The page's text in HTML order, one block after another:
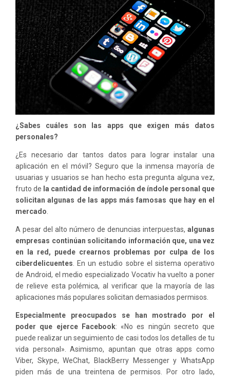
QUE
MENOS
RESPETAN
LA
PRIVACIDAD
¿Sabes cuáles son las apps que exigen más datos
personales?
¿Es necesario dar tantos datos para lograr instalar una
aplicación en el móvil? Seguro que la inmensa mayoría de
usuarias y usuarios se han hecho esta pregunta alguna vez,
fruto de la cantidad de información de índole personal que
solicitan algunas de las apps más famosas que hay en el
mercado
A pesar del alto número de denuncias interpuestas, algunas
empresas continúan solicitando información que, una vez
en la red, puede crearnos problemas por culpa de los
ciberdelicuentes . En un estudio sobre el sistema operativo
de Android, el medio especializado Vocativ ha vuelto a poner
de relieve esta polémica, al verificar que la mayoría de las
aplicaciones más populares solicitan demasiados permisos.
Especialmente preocupados se han mostrado por el
poder que ejerce Facebook: «No es ningún secreto que
puede realizar un seguimiento de casi todos los detalles de tu
vida personal». Asimismo, apuntan que otras apps como
Viber, Skype, WeChat, BlackBerry Messenger y WhatsApp
piden más de una treintena de permisos. Por otro lado,